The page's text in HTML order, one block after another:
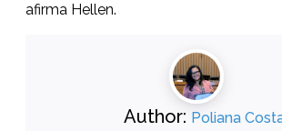
afirma Hellen.
Author: Poliana